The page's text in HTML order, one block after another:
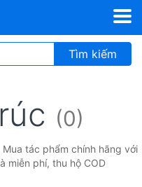
Tìm kiếm
(0)
tác phẩm chính hãng với
miễn phí, thu hộ COD